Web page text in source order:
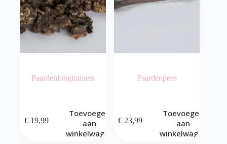
productpagina
Paardenlongtrainers
€ 19,99
Toevoegen
aan
winkelwagen
Paardenpees
€ 23,99
Toevoegen
aan
winkelwagen